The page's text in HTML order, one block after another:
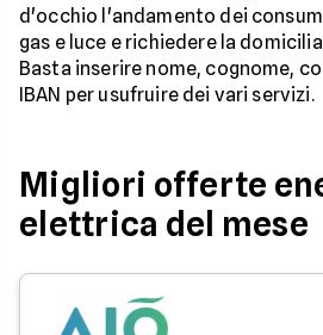
d'occhio l'andamento dei
gas e luce e richiedere la
Basta inserire nome, cognome,
IBAN per usufruire dei vari servizi.
Migliori offerte
elettrica del mese